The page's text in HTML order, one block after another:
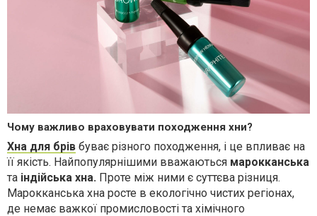
Чому важливо враховувати походження хни?
Хна для брів буває різного походження, і це впливає на
її якість. Найпопулярнішими вважаються марокканська
та індійська хна. Проте між ними є суттєва різниця.
Марокканська хна росте в екологічно чистих регіонах,
де немає важкої промисловості та хімічного